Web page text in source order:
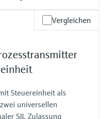
Vergleichen
Steuereinheit als
universellen
SIL Zulassung